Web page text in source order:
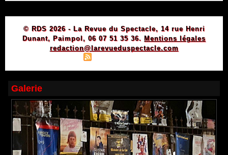
© RDS 2026 - La Revue du Spectacle, 14 rue Henri
Dunant, Paimpol, 06 07 51 35 36. Mentions légales
redaction@larevueduspectacle.com
Galerie